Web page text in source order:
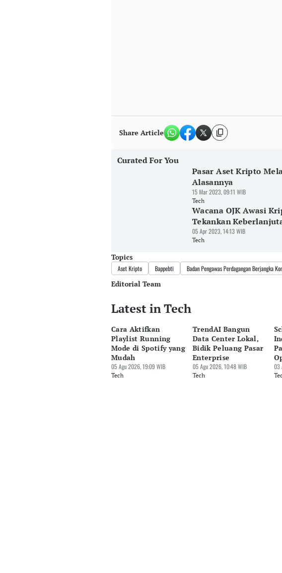
Share Article
Curated For You
Pasar Aset Kripto
Alasannya
15 Mar 2023, 09:11 WIB
Tech
Wacana OJK Awasi
Tekankan
05 Apr 2023, 14:13 WIB
Tech
Topics
Aset Kripto Bappebti Badan Pengawas Perdagangan Berjangka
Editorial Team
Editor
Bonardo Maulana
Editor
Hendra Friana
Latest in Tech
Cara Aktifkan
Playlist Running
Mode di Spotify yang
Mudah
05 Agu 2026, 19:09 WIB
Tech
TrendAI Bangun
Data Center Lokal,
Bidik Peluang Pasar
Enterprise
05 Agu 2026, 10:48 WIB
Tech
03